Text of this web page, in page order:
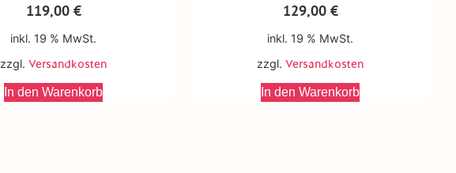
119,00 €
inkl. 19 % MwSt.
zzgl. Versandkosten
In den Warenkorb
129,00 €
inkl. 19 % MwSt.
zzgl. Versandkosten
In den Warenkorb